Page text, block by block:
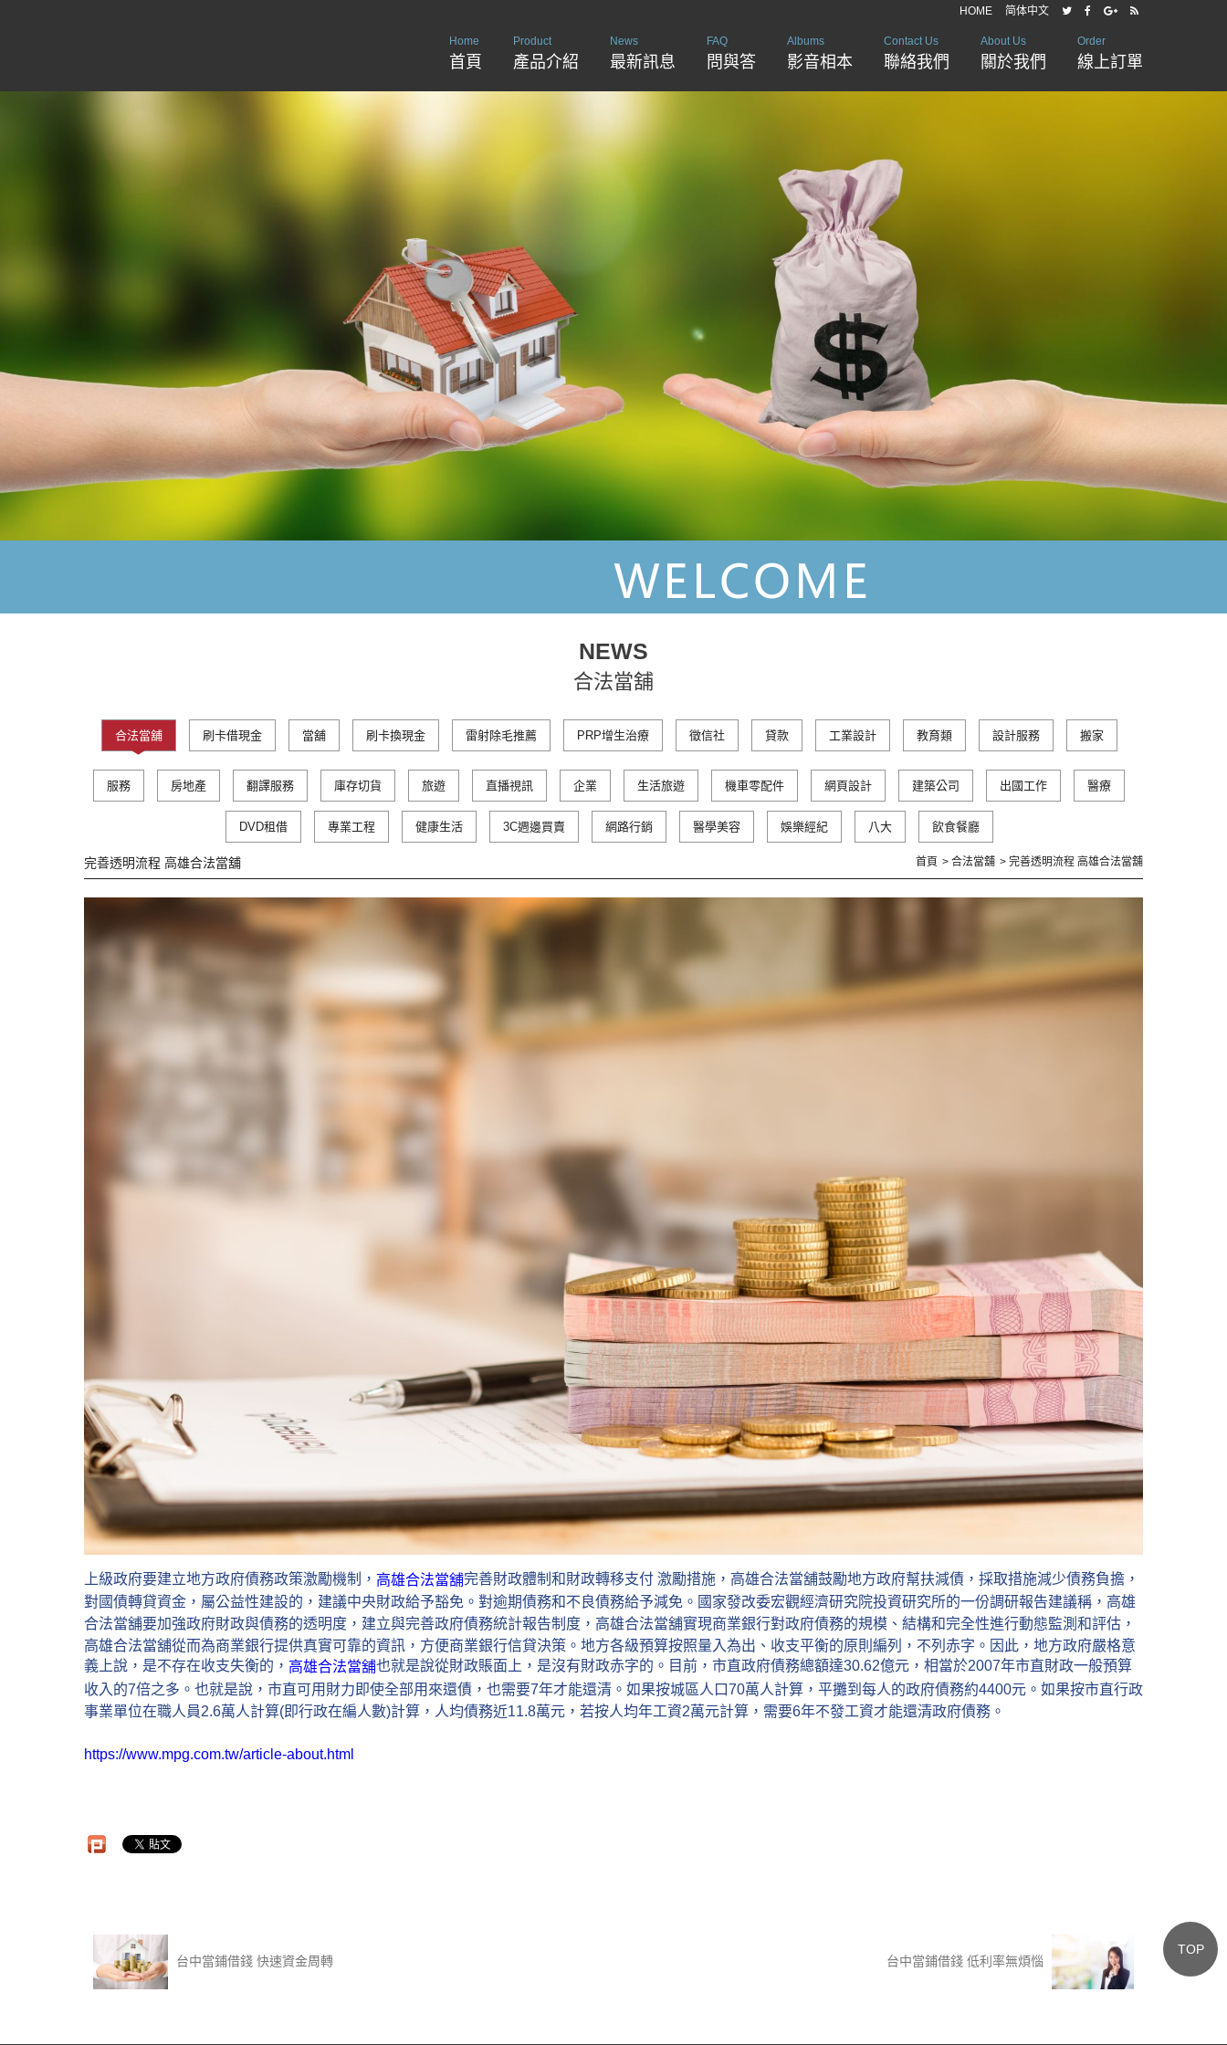
HOME 简体中文
Home
首頁
Product
產品介紹
News
最新訊息
FAQ
問與答
Albums
影音相本
Contact Us
聯絡我們
About Us
關於我們
Order
線上訂單
NEWS
合法當舖
合法當舖 刷卡借現金 當舖 刷卡換現金 雷射除毛推薦 PRP增生治療 徵信社 貸款 工業設計 教育類 設計服務 搬家
服務 房地產 翻譯服務 庫存切貨 旅遊 直播視訊 企業 生活旅遊 機車零配件 網頁設計 建築公司 出國工作 醫療
DVD租借 專業工程 健康生活 3C週邊買賣 網路行銷 醫學美容 娛樂經紀 八大 飲食餐廳
完善透明流程 高雄合法當舖 首頁 合法當舖 完善透明流程 高雄合法當舖
上級政府要建立地方政府債務政策激勵機制， 高雄合法當舖完善財政體制和財政轉移支付 激勵措施，高雄合法當舖鼓勵地方政府幫扶減債，採取措施減少債務負擔，
對國債轉貸資金，屬公益性建設的，建議中央財政給予豁免。對逾期債務和不良債務給予減免。國家發改委宏觀經濟研究院投資研究所的一份調研報告建議稱，高雄
合法當舖要加強政府財政與債務的透明度，建立與完善政府債務統計報告制度，高雄合法當舖實現商業銀行對政府債務的規模、結構和完全性進行動態監測和評估，
高雄合法當舖從而為商業銀行提供真實可靠的資訊，方便商業銀行信貸決策。地方各級預算按照量入為出、收支平衡的原則編列，不列赤字。因此，地方政府嚴格意
義上說，是不存在收支失衡的， 高雄合法當舖也就是說從財政賬面上，是沒有財政赤字的。目前，市直政府債務總額達30.62億元，相當於2007年市直財政一般預算
收入的7倍之多。也就是說，市直可用財力即使全部用來還債，也需要7年才能還清。如果按城區人口70萬人計算，平攤到每人的政府債務約4400元。如果按市直行政
事業單位在職人員2.6萬人計算(即行政在編人數)計算，人均債務近11.8萬元，若按人均年工資2萬元計算，需要6年不發工資才能還清政府債務。
https://www.mpg.com.tw/article-about.html
台中當鋪借錢 快速資金周轉 台中當鋪借錢 低利率無煩惱
TOP